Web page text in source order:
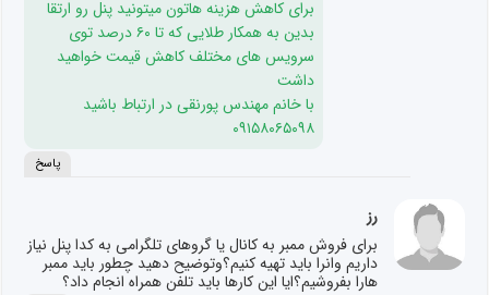
برای کاهش هزینه هاتون میتونید پنل رو ارتقا
بدین به همکار طلایی که تا ۶۰ درصد توی
سرویس های مختلف کاهش قیمت خواهید
داشت
با خانم مهندس پورنقی در ارتباط باشید
۰۹۱۵۸۰۶۵۰۹۸
پاسخ
رز
برای فروش ممبر به کانال یا گروهای تلگرامی به کدا پنل نیاز
داریم وانرا باید تهیه کنیم؟وتوضیح دهید چطور باید ممبر
هارا بفروشیم؟ایا این کارها باید تلفن همراه انجام داد؟